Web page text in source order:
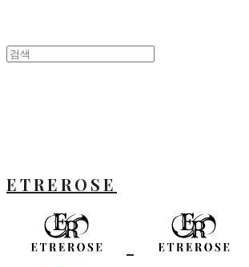
ETREROSE